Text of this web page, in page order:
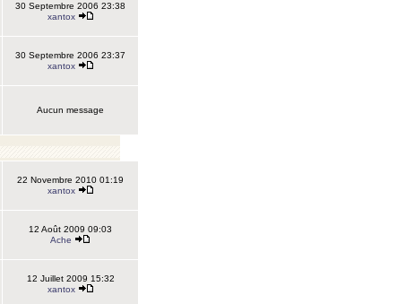
30 Septembre 2006 23:38
xantox
30 Septembre 2006 23:37
xantox
Aucun message
22 Novembre 2010 01:19
xantox
12 Août 2009 09:03
Ache
12 Juillet 2009 15:32
xantox